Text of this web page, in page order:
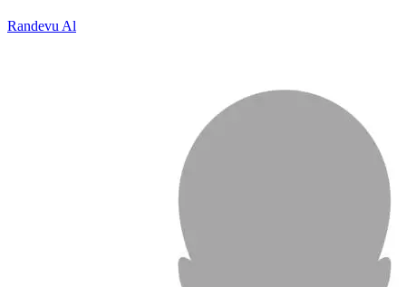
Randevu Al